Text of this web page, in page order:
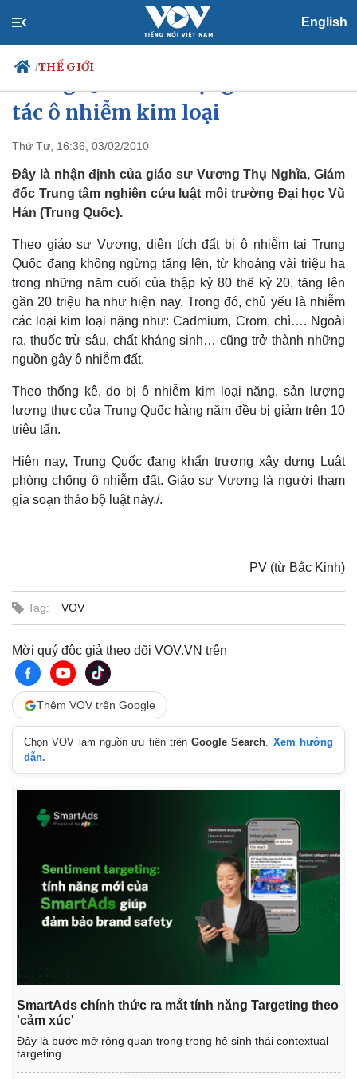
English
/THẾ GIỚI
Chính trị
Đảng
Tổ chức nhân sự
Quốc hội
Nhận diện sự thật
Tin 24h
Dự báo thời tiết
Việc làm
Biển đảo
Thế giới
Quan sát
Cuộc sống đó đây
Hồ sơ
Multimedia
Video
E-Magazine
tác ô nhiễm kim loại
Thứ Tư, 16:36, 03/02/2010
Đây là nhận định của giáo sư Vương Thụ Nghĩa, Giám
đốc Trung tâm nghiên cứu luật môi trường Đại học Vũ
Hán (Trung Quốc).
Theo giáo sư Vương, diện tích đất bị ô nhiễm tại Trung
Quốc đang không ngừng tăng lên, từ khoảng vài triệu ha
trong những năm cuối của thập kỷ 80 thế kỷ 20, tăng lên
gần 20 triệu ha như hiện nay. Trong đó, chủ yếu là nhiễm
các loại kim loại nặng như: Cadmium, Crom, chì…. Ngoài
ra, thuốc trừ sâu, chất kháng sinh… cũng trở thành những
nguồn gây ô nhiễm đất.
Theo thống kê, do bị ô nhiễm kim loại nặng, sản lượng
lương thực của Trung Quốc hàng năm đều bị giảm trên 10
triệu tấn.
Hiện nay, Trung Quốc đang khẩn trương xây dựng Luật
phòng chống ô nhiễm đất. Giáo sư Vương là người tham
gia soạn thảo bộ luật này./.
PV (từ Bắc Kinh)
Tag: VOV
Mời quý độc giả theo dõi VOV.VN trên
Thêm VOV trên Google
Chọn VOV làm nguồn ưu tiên trênGoogle Search. Xem hướng
dẫn.
SmartAds chính thức ra mắt tính năng Targeting theo
'cảm xúc'
Đây là bước mở rộng quan trọng trong hệ sinh thái contextual
targeting.